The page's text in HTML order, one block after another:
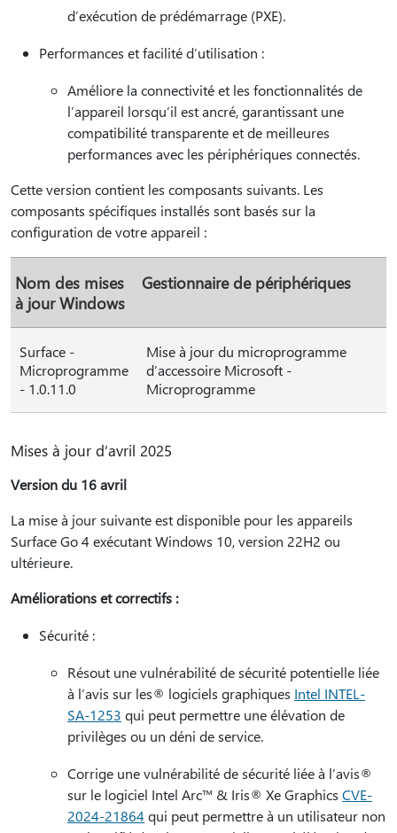
d’exécution de prédémarrage (PXE).
Performances et facilité d’utilisation :
Améliore la connectivité et les fonctionnalités de
l’appareil lorsqu’il est ancré, garantissant une
compatibilité transparente et de meilleures
performances avec les périphériques connectés.
Cette version contient les composants suivants. Les
composants spécifiques installés sont basés sur la
configuration de votre appareil :
Nom des mises
à jour Windows
Gestionnaire de périphériques
Surface -
Microprogramme
- 1.0.11.0
Mise à jour du microprogramme
d’accessoire Microsoft -
Microprogramme
Mises à jour d’avril 2025
Version du 16 avril
La mise à jour suivante est disponible pour les appareils
Surface Go 4 exécutant Windows 10, version 22H2 ou
ultérieure.
Améliorations et correctifs :
Sécurité :
Résout une vulnérabilité de sécurité potentielle liée
à l’avis sur les® logiciels graphiques Intel INTEL-
SA-1253 qui peut permettre une élévation de
privilèges ou un déni de service.
Corrige une vulnérabilité de sécurité liée à l’avis®
sur le logiciel Intel Arc™ & Iris® Xe Graphics CVE-
2024-21864 qui peut permettre à un utilisateur non